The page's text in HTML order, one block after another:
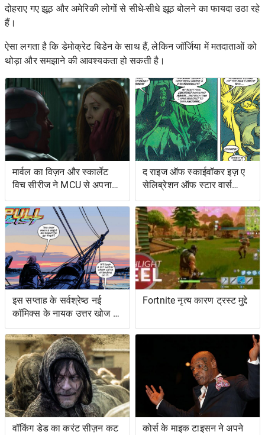
दोहराए गए झूठ और अमेरिकी लोगों से सीधे-सीधे झूठ बोलने का फायदा उठा रहे
हैं।
ऐसा लगता है कि डेमोक्रेट बिडेन के साथ हैं, लेकिन जॉर्जिया में मतदाताओं को
थोड़ा और समझाने की आवश्यकता हो सकती है।
मार्वल का विज़न और स्कार्लेट
विच सीरीज ने MCU से अपना
शोअरनर चुना
द राइज ऑफ स्काईवॉकर इज़ ए
सेलिब्रेशन ऑफ स्टार वार्स
ओल्ड एक्सटेंडेड यूनिवर्स- एंड
इट्स ग्रेटेस्ट रेस्ट्यूडिएशन
इस सप्ताह के सर्वश्रेष्ठ नई
कॉमिक्स के नायक उत्तर खोज रहे
हैं ... और प्रतिशोध समुद्र पर
Fortnite नृत्य कारण ट्रस्ट मुद्दे
वॉकिंग डेड का करंट सीज़न कट
कोर्स के माइक टाइसन ने अपने